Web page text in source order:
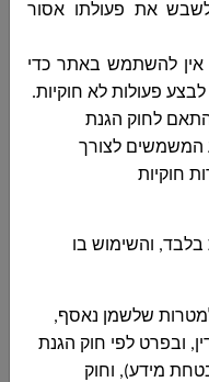
את פעולתו אסור
אין להשתמש באתר כדי
לבצע פעולות לא חוקיות.
לחוק הגנת
המשמשים לצורך
חוקיות
והשימוש בו
שלשמן נאסף,
ובפרט לפי חוק הגנת
מידע), וחוק